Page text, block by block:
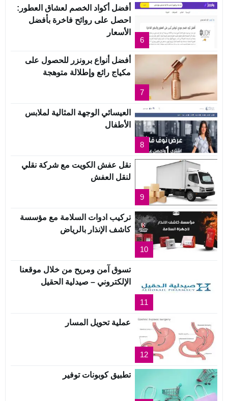
6
أفضل أكواد الخصم لعشاق العطور:
احصل على روائح فاخرة بأفضل
الأسعار
7
أفضل أنواع برونزر للحصول على
مكياج رائع وإطلالة متوهجة
8
العيسائي الوجهة المثالية لملابس
الأطفال
9
نقل عفش الكويت مع شركة نقلي
لنقل العفش
10
تركيب ادوات السلامة مع مؤسسة
كاشف الإنذار بالرياض
11
تسوق آمن ومريح من خلال موقعنا
الإلكتروني – صيدلية الحقيل
12
عملية تحويل المسار
تطبيق كوبونات توفير